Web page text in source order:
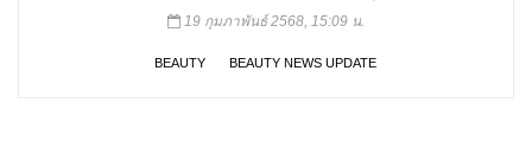
19 กุมภาพันธ์ 2568, 15:09 น.
BEAUTY BEAUTY NEWS UPDATE